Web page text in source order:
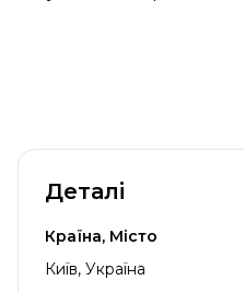
Деталі
Країна, Місто
Київ, Україна